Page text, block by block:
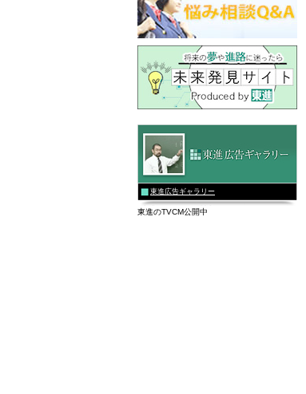
東進広告ギャラリー
東進のTVCM公開中